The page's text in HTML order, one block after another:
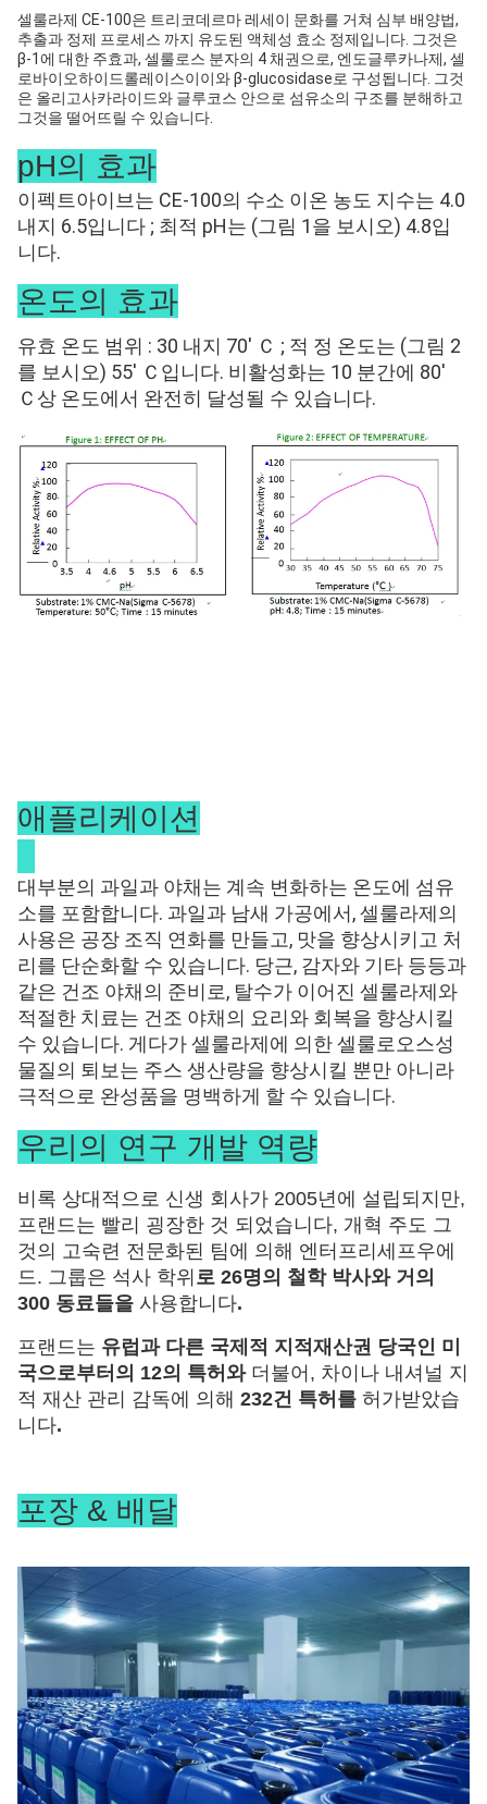
셀룰라제 CE-100은 트리코데르마 레세이 문화를 거쳐 심부 배양법,
추출과 정제 프로세스 까지 유도된 액체성 효소 정제입니다. 그것은
β-1에 대한 주효과, 셀룰로스 분자의 4 채권으로, 엔도글루카나제, 셀
로바이오하이드롤레이스이이와 β-glucosidase로 구성됩니다. 그것
은 올리고사카라이드와 글루코스 안으로 섬유소의 구조를 분해하고
그것을 떨어뜨릴 수 있습니다.
pH의 효과
이펙트아이브는 CE-100의 수소 이온 농도 지수는 4.0
내지 6.5입니다 ; 최적 pH는 (그림 1을 보시오) 4.8입
니다.
온도의 효과
유효 온도 범위 : 30 내지 70' Ｃ ; 적 정 온도는 (그림 2
를 보시오) 55' Ｃ입니다. 비활성화는 10 분간에 80'
Ｃ상 온도에서 완전히 달성될 수 있습니다.
애플리케이션
대부분의 과일과 야채는 계속 변화하는 온도에 섬유
소를 포함합니다. 과일과 남새 가공에서, 셀룰라제의
사용은 공장 조직 연화를 만들고, 맛을 향상시키고 처
리를 단순화할 수 있습니다. 당근, 감자와 기타 등등과
같은 건조 야채의 준비로, 탈수가 이어진 셀룰라제와
적절한 치료는 건조 야채의 요리와 회복을 향상시킬
수 있습니다. 게다가 셀룰라제에 의한 셀룰로오스성
물질의 퇴보는 주스 생산량을 향상시킬 뿐만 아니라
극적으로 완성품을 명백하게 할 수 있습니다.
우리의 연구 개발 역량
비록 상대적으로 신생 회사가 2005년에 설립되지만,
프랜드는 빨리 굉장한 것 되었습니다, 개혁 주도 그
것의 고숙련 전문화된 팀에 의해 엔터프리세프우에
드. 그룹은 석사 학위 로 26명의 철학 박사와 거의
300 동료들을 사용합니다.
프랜드는 유럽과 다른 국제적 지적재산권 당국인 미
국으로부터의 12의 특허와더불어, 차이나 내셔널 지
적 재산 관리 감독에 의해 232건 특허를 허가받았습
니다.
포장 & 배달